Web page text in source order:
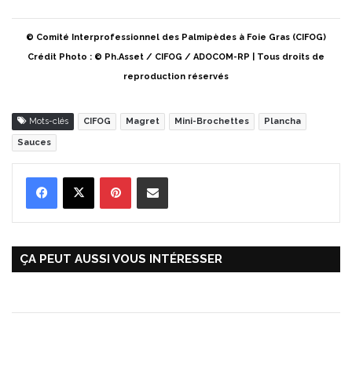
© Comité Interprofessionnel des Palmipèdes à Foie Gras (CIFOG)
Crédit Photo : © Ph.Asset / CIFOG / ADOCOM-RP | Tous droits de
reproduction réservés
Mots-clés CIFOG Magret Mini-Brochettes Plancha
Sauces
ÇA PEUT AUSSI VOUS INTÉRESSER